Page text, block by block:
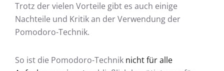
Trotz der vielen Vorteile gibt es auch einige
Nachteile und Kritik an der Verwendung der
Pomodoro-Technik.
So ist die Pomodoro-Technik nicht für alle